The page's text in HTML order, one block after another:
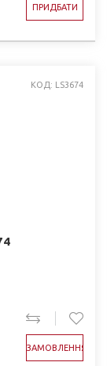
ПРИДБАТИ
КОД: LS3674
ЗАМОВЛЕННЯ